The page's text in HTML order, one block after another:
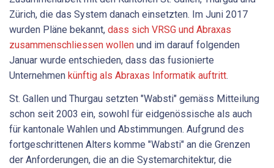
Zürich, die das System danach einsetzten. Im Juni 2017
wurden Pläne bekannt, dass sich VRSG und Abraxas
zusammenschliessen wollen und im darauf folgenden
Januar wurde entschieden, dass das fusionierte
Unternehmen künftig als Abraxas Informatik auftritt.
St. Gallen und Thurgau setzten "Wabsti" gemäss Mitteilung
schon seit 2003 ein, sowohl für eidgenössische als auch
für kantonale Wahlen und Abstimmungen. Aufgrund des
fortgeschrittenen Alters komme "Wabsti" an die Grenzen
der Anforderungen, die an die Systemarchitektur, die